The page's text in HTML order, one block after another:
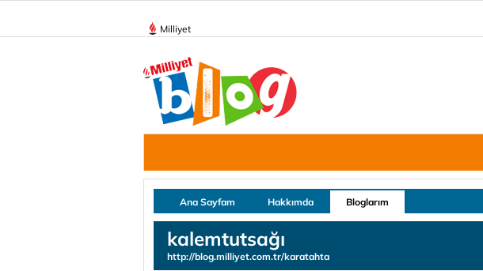
Milliyet
Ana Sayfam Hakkımda Bloglarım
kalemtutsağı
http://blog.milliyet.com.tr/karatahta